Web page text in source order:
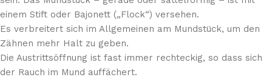
einem Stift oder Bajonett („Flock“) versehen.
Es verbreitert sich im Allgemeinen am Mundstück, um den
Zähnen mehr Halt zu geben.
Die Austrittsöffnung ist fast immer rechteckig, so dass sich
der Rauch im Mund auffächert.